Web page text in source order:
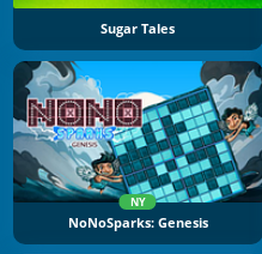
Sugar Tales
NY
NoNoSparks: Genesis